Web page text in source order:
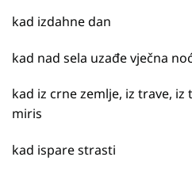
kad izdahne dan
kad nad sela uzađe vječna noć
kad iz crne zemlje, iz trave,
miris
kad ispare strasti